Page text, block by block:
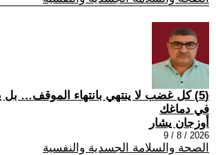
(5) كل غضب لا ينتهي بانتهاء الموقف… بل
في دماغك
أوزجان يشار
2026 / 8 / 9
الصحة والسلامة الجسدية والنفسية